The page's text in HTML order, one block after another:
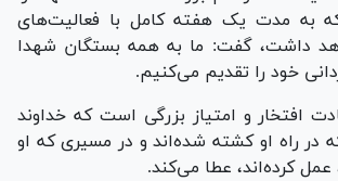
به مدت یک هفته کامل با فعالیت‌های
داشت، گفت: ما به همه بستگان شهدا
خود را تقدیم می‌کنیم.
افتخار و امتیاز بزرگی است که خداوند
در راه او کشته شده‌اند و در مسیری که او
کرده‌اند، عطا می‌کند.